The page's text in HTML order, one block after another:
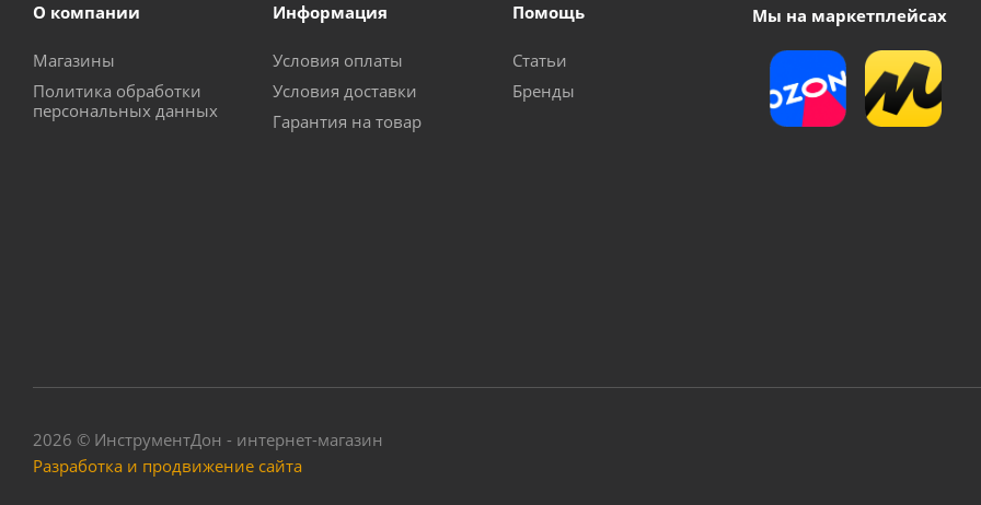
О компании
Магазины
Политика обработки
персональных данных
Информация
Условия оплаты
Условия доставки
Гарантия на товар
Помощь
Статьи
Бренды
Мы на маркетплейсах
2026 © ИнструментДон - интернет-магазин
Разработка и продвижение сайта